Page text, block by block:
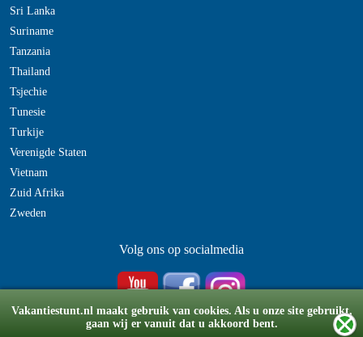
Vakantiestunt.nl maakt gebruik van cookies. Als u onze site gebruikt,
gaan wij er vanuit dat u akkoord bent.
Sri Lanka
Suriname
Tanzania
Thailand
Tsjechie
Tunesie
Turkije
Verenigde Staten
Vietnam
Zuid Afrika
Zweden
Volg ons op socialmedia
© Copyright 2008-2026 vakantiestunt.nl